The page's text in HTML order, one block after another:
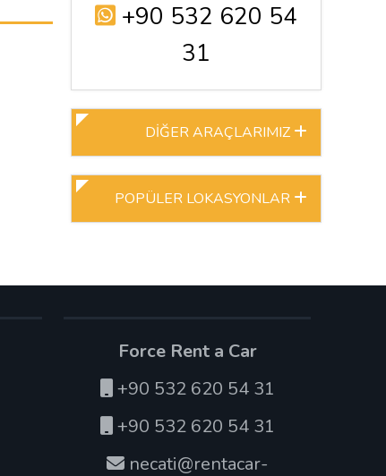
+90 532 620 54
31
DİĞER ARAÇLARIMIZ
POPÜLER LOKASYONLAR
Force Rent a Car
+90 532 620 54 31
+90 532 620 54 31
necati@rentacar-